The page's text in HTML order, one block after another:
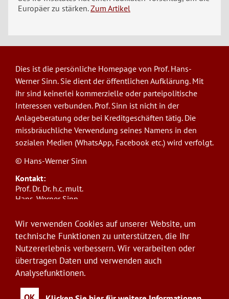
Europäer zu stärken. Zum Artikel
Dies ist die persönliche Homepage von Prof. Hans-
Werner Sinn. Sie dient der öffentlichen Aufklärung. Mit
ihr sind keinerlei kommerzielle oder parteipolitische
Interessen verbunden. Prof. Sinn ist nicht in der
Anlageberatung oder bei Kreditgeschäften tätig. Die
missbräuchliche Verwendung seines Namens in den
sozialen Medien (WhatsApp, Facebook etc.) wird verfolgt.
© Hans-Werner Sinn
Kontakt:
Prof. Dr. Dr. h.c. mult.
Hans-Werner Sinn,
ifo Institut
Poschingerstr. 5, 81679 München
Telefon: +49(0)89/9224-1276
E-Mail:sinn@ifo.de
User
account
Anmelden
Wir verwenden Cookies auf unserer Website, um
technische Funktionen zu unterstützen, die Ihr
Nutzererlebnis verbessern. Wir verarbeiten oder
übertragen Daten und verwenden auch
Analysefunktionen.